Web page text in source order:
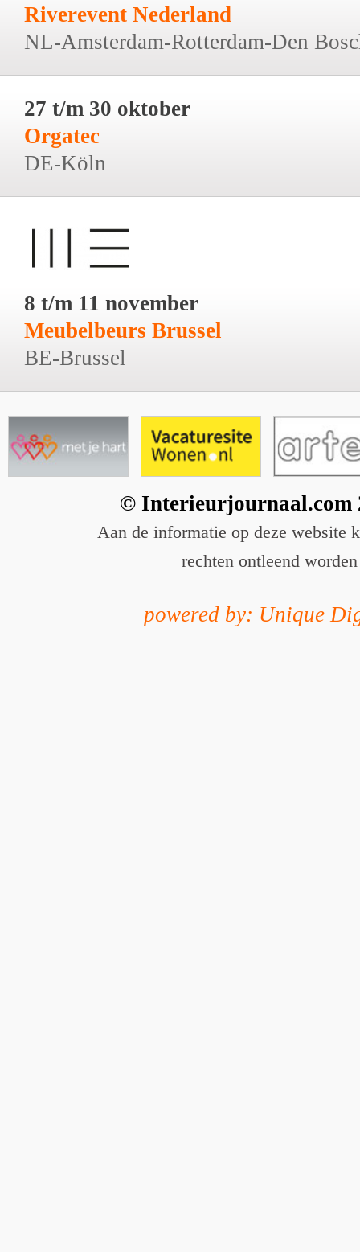
Riverevent Nederland
NL-Amsterdam-Rotterdam-Den
27 t/m 30 oktober
Orgatec
DE-Köln
8 t/m 11 november
Meubelbeurs Brussel
BE-Brussel
© Interieurjournaal.com
Aan de informatie op deze website
rechten ontleend worden
powered by: Unique